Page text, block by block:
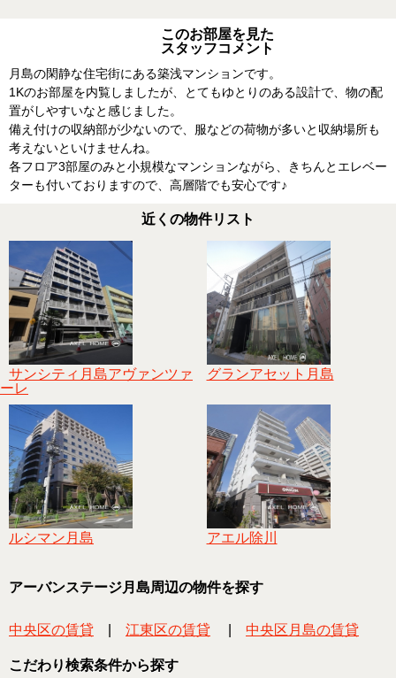
このお部屋を見た
スタッフコメント
月島の閑静な住宅街にある築浅マンションです。
1Kのお部屋を内覧しましたが、とてもゆとりのある設計で、物の配
置がしやすいなと感じました。
備え付けの収納部が少ないので、服などの荷物が多いと収納場所も
考えないといけませんね。
各フロア3部屋のみと小規模なマンションながら、きちんとエレベー
ターも付いておりますので、高層階でも安心です♪
近くの物件リスト
サンシティ月島アヴァンツァ
ーレ
グランアセット月島
ルシマン月島 アエル除川
アーバンステージ月島周辺の物件を探す
中央区の賃貸 江東区の賃貸 中央区月島の賃貸
こだわり検索条件から探す